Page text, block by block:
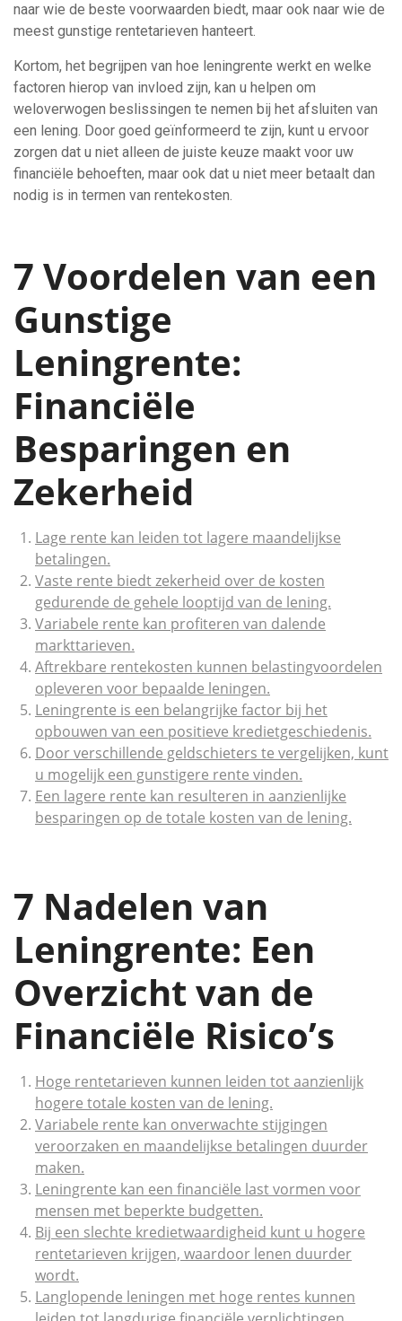
naar wie de beste voorwaarden biedt, maar ook naar wie de
meest gunstige rentetarieven hanteert.
Kortom, het begrijpen van hoe leningrente werkt en welke
factoren hierop van invloed zijn, kan u helpen om
weloverwogen beslissingen te nemen bij het afsluiten van
een lening. Door goed geïnformeerd te zijn, kunt u ervoor
zorgen dat u niet alleen de juiste keuze maakt voor uw
financiële behoeften, maar ook dat u niet meer betaalt dan
nodig is in termen van rentekosten.
7 Voordelen van een
Gunstige
Leningrente:
Financiële
Besparingen en
Zekerheid
Lage rente kan leiden tot lagere maandelijkse
betalingen.
Vaste rente biedt zekerheid over de kosten
gedurende de gehele looptijd van de lening.
Variabele rente kan profiteren van dalende
markttarieven.
Aftrekbare rentekosten kunnen belastingvoordelen
opleveren voor bepaalde leningen.
Leningrente is een belangrijke factor bij het
opbouwen van een positieve kredietgeschiedenis.
Door verschillende geldschieters te vergelijken, kunt
u mogelijk een gunstigere rente vinden.
Een lagere rente kan resulteren in aanzienlijke
besparingen op de totale kosten van de lening.
7 Nadelen van
Leningrente: Een
Overzicht van de
Financiële Risico’s
Hoge rentetarieven kunnen leiden tot aanzienlijk
hogere totale kosten van de lening.
Variabele rente kan onverwachte stijgingen
veroorzaken en maandelijkse betalingen duurder
maken.
Leningrente kan een financiële last vormen voor
mensen met beperkte budgetten.
Bij een slechte kredietwaardigheid kunt u hogere
rentetarieven krijgen, waardoor lenen duurder
wordt.
Langlopende leningen met hoge rentes kunnen